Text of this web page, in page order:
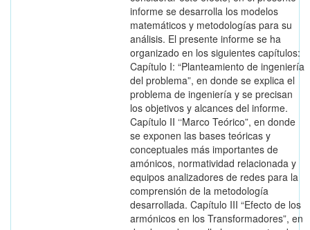
informe se desarrolla los modelos
matemáticos y metodologías para su
análisis. El presente informe se ha
organizado en los siguientes capítulos:
Capítulo I: “Planteamiento de ingeniería
del problema”, en donde se explica el
problema de ingeniería y se precisan
los objetivos y alcances del informe.
Capítulo II ‘‘Marco Teórico”, en donde
se exponen las bases teóricas y
conceptuales más importantes de
amónicos, normatividad relacionada y
equipos analizadores de redes para la
comprensión de la metodología
desarrollada. Capítulo III “Efecto de los
armónicos en los Transformadores”, en